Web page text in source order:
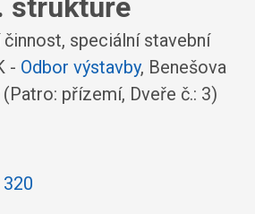
struktuře
speciální stavební
- Odbor výstavby, Benešova
přízemí, Dveře č.: 3)